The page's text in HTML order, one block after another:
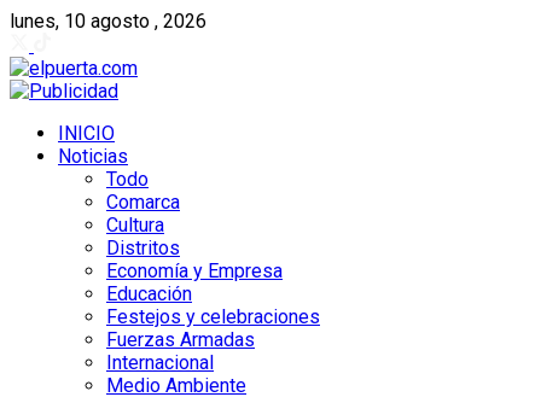
lunes, 10 agosto , 2026
INICIO
Noticias
Todo
Comarca
Cultura
Distritos
Economía y Empresa
Educación
Festejos y celebraciones
Fuerzas Armadas
Internacional
Medio Ambiente